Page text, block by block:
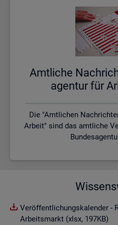
Amt­li­che
agen­tur für
Die "Amtlichen
Arbeit" sind das amtliche
Veröffentlichungskalender -
Arbeitsmarkt (xlsx, 197KB)